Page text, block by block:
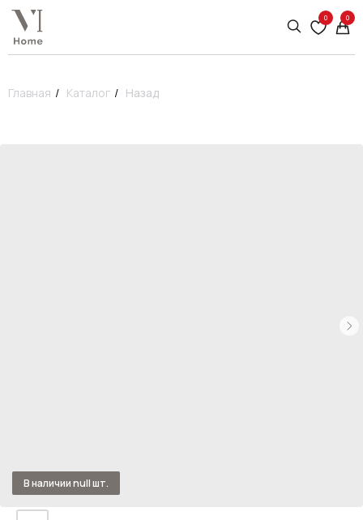
0 0
Главная / Каталог / Назад